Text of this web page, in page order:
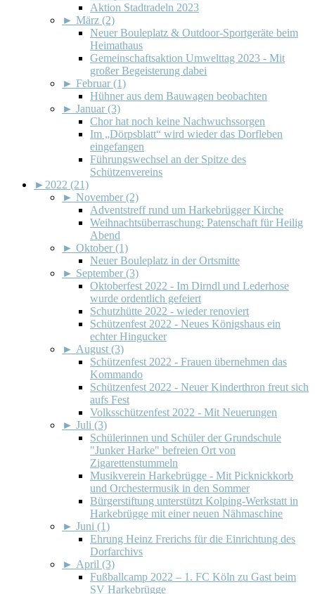
Aktion Stadtradeln 2023
► März (2)
Neuer Bouleplatz & Outdoor-Sportgeräte beim
Heimathaus
Gemeinschaftsaktion Umwelttag 2023 - Mit
großer Begeisterung dabei
► Februar (1)
Hühner aus dem Bauwagen beobachten
► Januar (3)
Chor hat noch keine Nachwuchssorgen
Im „Dörpsblatt“ wird wieder das Dorfleben
eingefangen
Führungswechsel an der Spitze des
Schützenvereins
► 2022 (21)
► November (2)
Adventstreff rund um Harkebrügger Kirche
Weihnachtsüberraschung: Patenschaft für Heilig
Abend
► Oktober (1)
Neuer Bouleplatz in der Ortsmitte
► September (3)
Oktoberfest 2022 - Im Dirndl und Lederhose
wurde ordentlich gefeiert
Schutzhütte 2022 - wieder renoviert
Schützenfest 2022 - Neues Königshaus ein
echter Hingucker
► August (3)
Schützenfest 2022 - Frauen übernehmen das
Kommando
Schützenfest 2022 - Neuer Kinderthron freut sich
aufs Fest
Volksschützenfest 2022 - Mit Neuerungen
► Juli (3)
Schülerinnen und Schüler der Grundschule
"Junker Harke" befreien Ort von
Zigarettenstummeln
Musikverein Harkebrügge - Mit Picknickkorb
und Orchestermusik in den Sommer
Bürgerstiftung unterstützt Kolping-Werkstatt in
Harkebrügge mit einer neuen Nähmaschine
► Juni (1)
Ehrung Heinz Frerichs für die Einrichtung des
Dorfarchivs
► April (3)
Fußballcamp 2022 – 1. FC Köln zu Gast beim
SV Harkebrügge